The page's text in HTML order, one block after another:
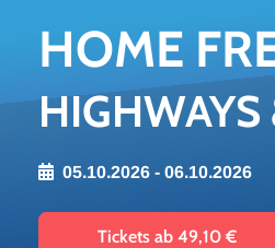
HOME
HIGHWAYS
05.10.2026 - 06.10.2026
Tickets ab 49,10 €